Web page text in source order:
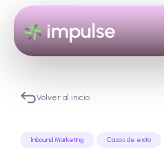
Volver al inicio
Inbound Marketing Casos de exito